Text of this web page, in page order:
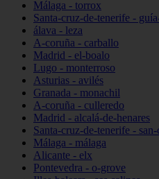
Málaga - torrox
Santa-cruz-de-tenerife -
álava - leza
A-coruña - carballo
Madrid - el-boalo
Lugo - monterroso
Asturias - avilés
Granada - monachil
A-coruña - culleredo
Madrid - alcalá-de-henares
Santa-cruz-de-tenerife -
Málaga - málaga
Alicante - elx
Pontevedra - o-grove